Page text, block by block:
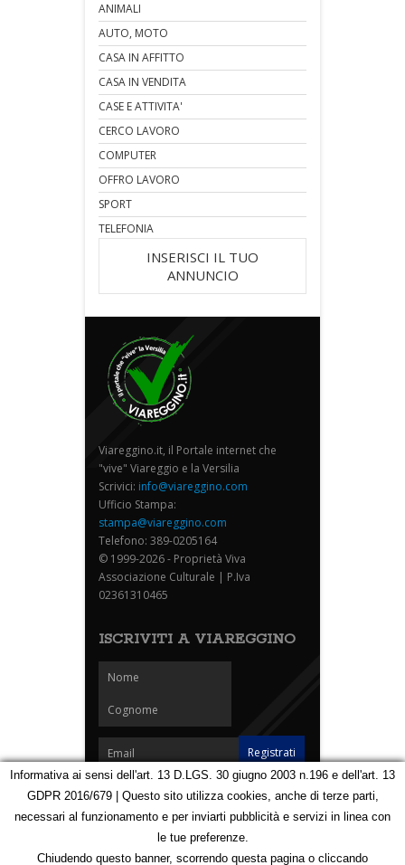
ANIMALI
AUTO, MOTO
CASA IN AFFITTO
CASA IN VENDITA
CASE E ATTIVITA'
CERCO LAVORO
COMPUTER
OFFRO LAVORO
SPORT
TELEFONIA
INSERISCI IL TUO
ANNUNCIO
Viareggino.it, il Portale internet che
"vive" Viareggio e la Versilia
Scrivici: info@viareggino.com
Ufficio Stampa:
stampa@viareggino.com
Telefono: 389-0205164
© 1999-2026 - Proprietà Viva
Associazione Culturale | P.Iva
02361310465
ISCRIVITI A VIAREGGINO
Homepage Notizie Speciali Eventi Foto Carnevale
Partners
Contatti
Mappa
Informativa ai sensi dell'art. 13 D.LGS. 30 giugno 2003 n.196 e dell'art. 13
GDPR 2016/679 | Questo sito utilizza cookies, anche di terze parti,
necessari al funzionamento e per inviarti pubblicità e servizi in linea con
le tue preferenze.
Chiudendo questo banner, scorrendo questa pagina o cliccando